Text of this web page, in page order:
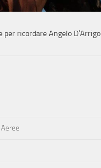
ricordare Angelo D’Arrigo